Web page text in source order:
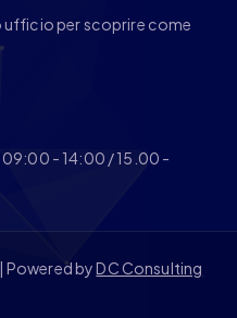
per scoprire come
09:00 - 14:00 / 15.00 -
Powered byDC Consulting